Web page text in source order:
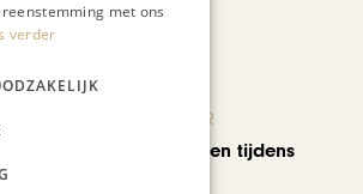
KUNST & CULTUUR
Wereldse beelden tijdens
met ons
verder